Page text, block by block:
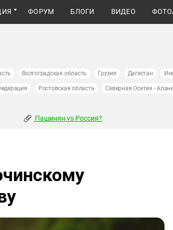
ФОРУМ БЛОГИ ВИДЕО
Волгоградская область Грузия Дагестан
Ростовская область Северная Осетия -
Пашинян vs Россия?